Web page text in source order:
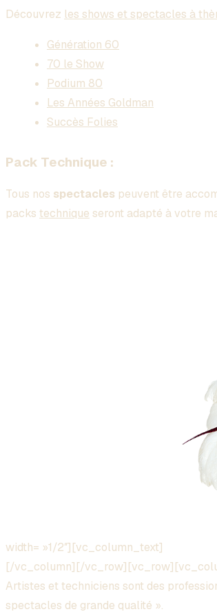
Découvrez les shows et spectacles à
Génération 60
70 le Show
Podium 80
Les Années Goldman
Succès Folies
Pack Technique :
Tous nos spectacles peuvent être
packs technique seront adapté à votre
width= »1/2″][vc_column_text]
[/vc_column][/
Artistes et techniciens sont des
spectacles de grande qualité ».